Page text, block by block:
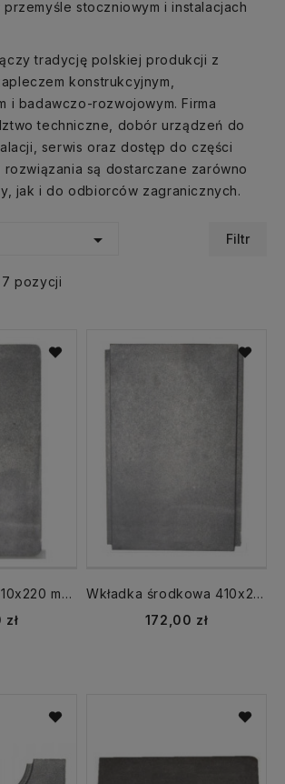
stoczniowym i instalacjach
tradycję polskiej produkcji z
konstrukcyjnym,
i badawczo-rozwojowym. Firma
techniczne, dobór urządzeń do
serwis oraz dostęp do części
rozwiązania są dostarczane zarówno
jak i do odbiorców zagranicznych.
 Filtr
pozycji
Wkładka tylna 410x220 mm płyta żeliwna kuchni GRUDZIĄDZ
zł
Wkładka środkowa 410x245 mm płyta żeliwna kuchni GRUDZIĄDZ
172,00 zł